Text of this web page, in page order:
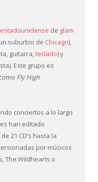
estadounidense de glam
suburbio de Chicago),
guitarra,teclado) y
Este grupo es
Fly High
conciertos a lo largo
han editado
21 CD’s hasta la
por músicos
The Wildhearts o